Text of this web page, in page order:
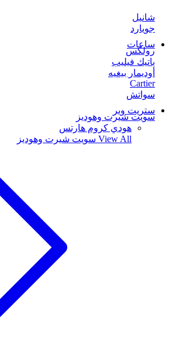
شانيل
جويارد
ساعات
رولكس
باتيك فيليب
أوديمار بيغيه
Cartier
سواتش
ستريت وير
سويت شيرت وهوديز
هودي كروم هارتس
View All سويت شيرت وهوديز